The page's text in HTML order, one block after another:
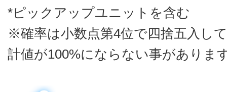
*ピックアップユニットを含む
※確率は小数点第4位で四捨五入し
計値が100%にならない事がありま